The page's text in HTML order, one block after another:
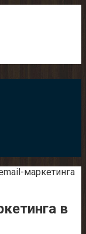
маркетинга
в